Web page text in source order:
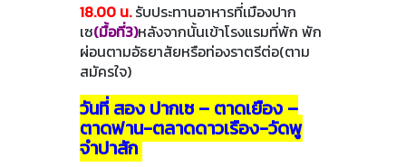
18.00 น.รับประทานอาหารที่เมืองปาก
เซ(มื้อที่3)หลังจากนั้นเข้าโรงแรมที่พัก พัก
ผ่อนตามอัธยาสัยหรือท่องราตรีต่อ(ตาม
สมัครใจ)
วันที่ สอง ปากเซ – ตาดเยือง –
ตาดฟาน-ตลาดดาวเรือง-วัดพู
จำปาสัก